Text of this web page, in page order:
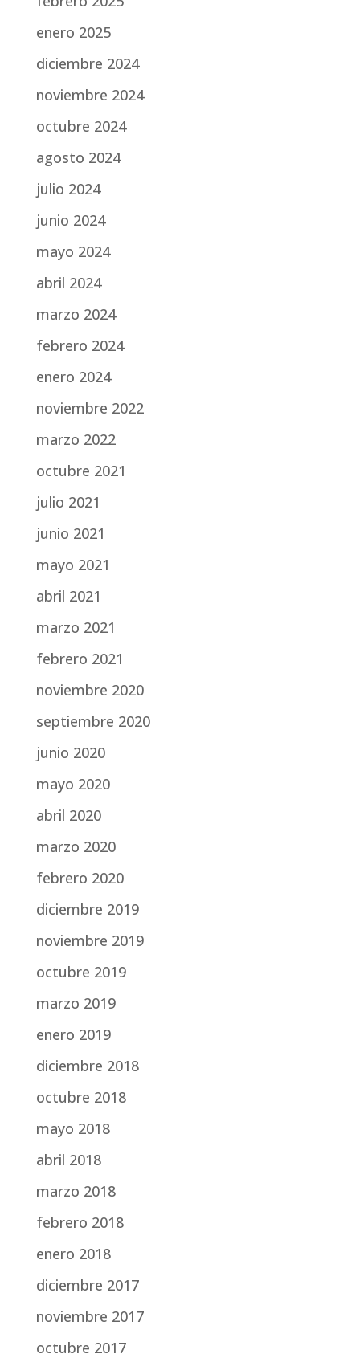
enero 2025
diciembre 2024
noviembre 2024
octubre 2024
agosto 2024
julio 2024
junio 2024
mayo 2024
abril 2024
marzo 2024
febrero 2024
enero 2024
noviembre 2022
marzo 2022
octubre 2021
julio 2021
junio 2021
mayo 2021
abril 2021
marzo 2021
febrero 2021
noviembre 2020
septiembre 2020
junio 2020
mayo 2020
abril 2020
marzo 2020
febrero 2020
diciembre 2019
noviembre 2019
octubre 2019
marzo 2019
enero 2019
diciembre 2018
octubre 2018
mayo 2018
abril 2018
marzo 2018
febrero 2018
enero 2018
diciembre 2017
noviembre 2017
octubre 2017